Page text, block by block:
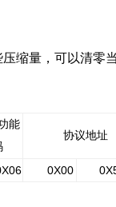
缩量，可以清零
能
协议地址
X06 0X00 0